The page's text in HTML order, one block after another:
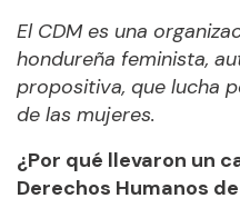
El CDM es una
hondureña feminista,
propositiva, que lucha
de las mujeres.
¿Por qué llevaron un
Derechos Humanos de